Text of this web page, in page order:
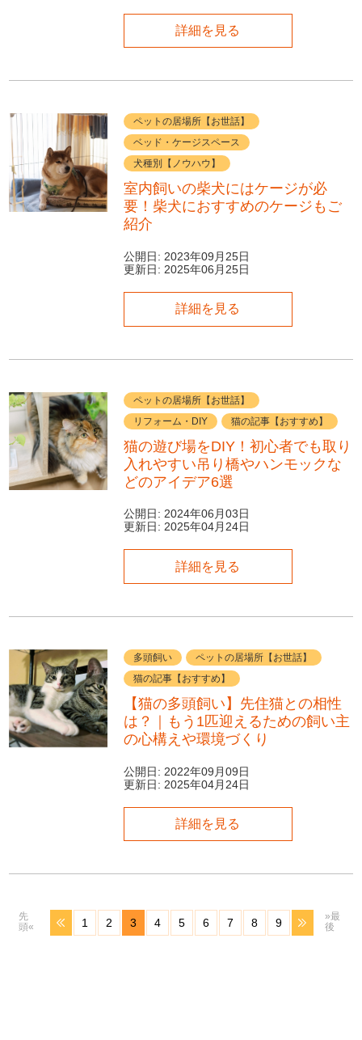
詳細を見る
ペットの居場所【お世話】
ベッド・ケージスペース
犬種別【ノウハウ】
室内飼いの柴犬にはケージが必
要！柴犬におすすめのケージもご
紹介
公開日: 2023年09月25日
更新日: 2025年06月25日
詳細を見る
ペットの居場所【お世話】
リフォーム・DIY
猫の記事【おすすめ】
猫の遊び場をDIY！初心者でも取り
入れやすい吊り橋やハンモックな
どのアイデア6選
公開日: 2024年06月03日
更新日: 2025年04月24日
詳細を見る
多頭飼い
ペットの居場所【お世話】
猫の記事【おすすめ】
【猫の多頭飼い】先住猫との相性
は？｜もう1匹迎えるための飼い主
の心構えや環境づくり
公開日: 2022年09月09日
更新日: 2025年04月24日
詳細を見る
先
頭«
1 2 3 4 5 6 7 8 9
»最
後